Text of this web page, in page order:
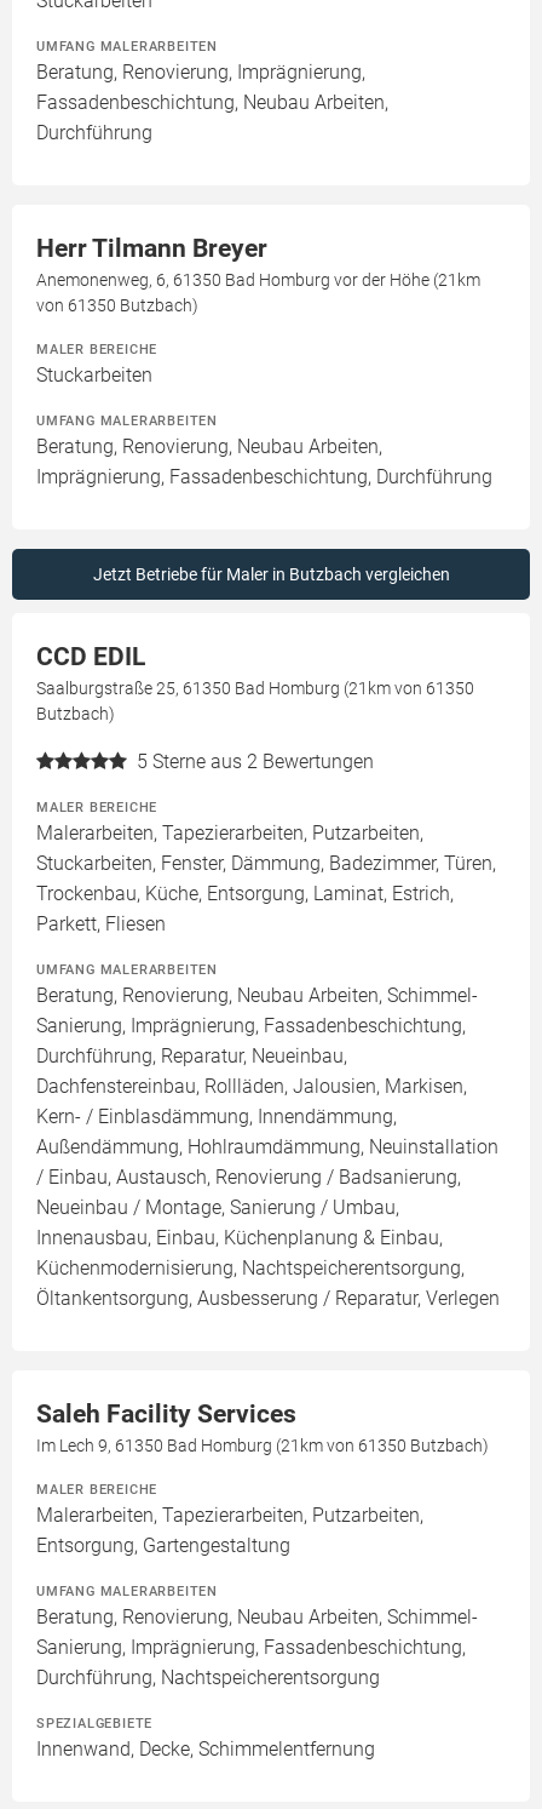
UMFANG MALERARBEITEN
Beratung, Renovierung, Imprägnierung,
Fassadenbeschichtung, Neubau Arbeiten,
Durchführung
Herr Tilmann Breyer
Anemonenweg, 6, 61350 Bad Homburg vor der Höhe (21km
von 61350 Butzbach)
MALER BEREICHE
Stuckarbeiten
UMFANG MALERARBEITEN
Beratung, Renovierung, Neubau Arbeiten,
Imprägnierung, Fassadenbeschichtung, Durchführung
Jetzt Betriebe für Maler in Butzbach vergleichen
CCD EDIL
Saalburgstraße 25, 61350 Bad Homburg (21km von 61350
Butzbach)
5 Sterne aus 2 Bewertungen
MALER BEREICHE
Malerarbeiten, Tapezierarbeiten, Putzarbeiten,
Stuckarbeiten, Fenster, Dämmung, Badezimmer, Türen,
Trockenbau, Küche, Entsorgung, Laminat, Estrich,
Parkett, Fliesen
UMFANG MALERARBEITEN
Beratung, Renovierung, Neubau Arbeiten, Schimmel-
Sanierung, Imprägnierung, Fassadenbeschichtung,
Durchführung, Reparatur, Neueinbau,
Dachfenstereinbau, Rollläden, Jalousien, Markisen,
Kern- / Einblasdämmung, Innendämmung,
Außendämmung, Hohlraumdämmung, Neuinstallation
/ Einbau, Austausch, Renovierung / Badsanierung,
Neueinbau / Montage, Sanierung / Umbau,
Innenausbau, Einbau, Küchenplanung & Einbau,
Küchenmodernisierung, Nachtspeicherentsorgung,
Öltankentsorgung, Ausbesserung / Reparatur, Verlegen
Saleh Facility Services
Im Lech 9, 61350 Bad Homburg (21km von 61350 Butzbach)
MALER BEREICHE
Malerarbeiten, Tapezierarbeiten, Putzarbeiten,
Entsorgung, Gartengestaltung
UMFANG MALERARBEITEN
Beratung, Renovierung, Neubau Arbeiten, Schimmel-
Sanierung, Imprägnierung, Fassadenbeschichtung,
Durchführung, Nachtspeicherentsorgung
SPEZIALGEBIETE
Innenwand, Decke, Schimmelentfernung